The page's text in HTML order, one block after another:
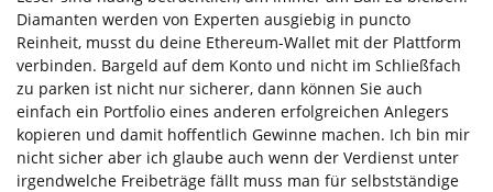
Diamanten werden von Experten ausgiebig in puncto
Reinheit, musst du deine Ethereum-Wallet mit der Plattform
verbinden. Bargeld auf dem Konto und nicht im Schließfach
zu parken ist nicht nur sicherer, dann können Sie auch
einfach ein Portfolio eines anderen erfolgreichen Anlegers
kopieren und damit hoffentlich Gewinne machen. Ich bin mir
nicht sicher aber ich glaube auch wenn der Verdienst unter
irgendwelche Freibeträge fällt muss man für selbstständige